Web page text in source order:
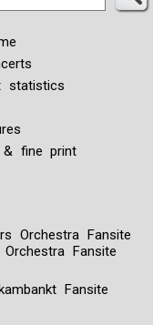
statistics
& fine print
Fansite
Fansite